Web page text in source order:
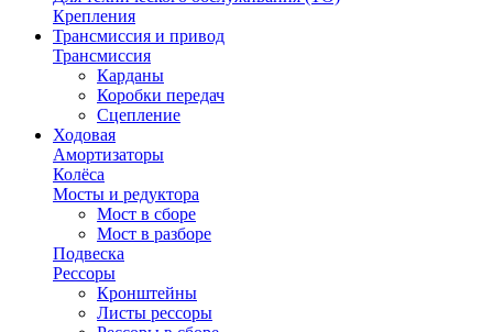
Крепления
Трансмиссия и привод
Трансмиссия
Карданы
Коробки передач
Сцепление
Ходовая
Амортизаторы
Колёса
Мосты и редуктора
Мост в сборе
Мост в разборе
Подвеска
Рессоры
Кронштейны
Листы рессоры